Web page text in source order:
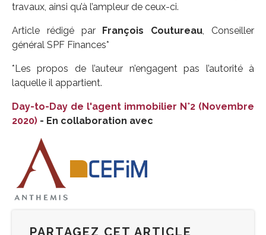
travaux, ainsi qu’à l’ampleur de ceux-ci.
Article rédigé par François Coutureau, Conseiller
général SPF Finances*
*Les propos de l’auteur n’engagent pas l’autorité à
laquelle il appartient.
Day-to-Day de l'agent immobilier N°2 (Novembre
2020) - En collaboration avec
PARTAGEZ CET ARTICLE